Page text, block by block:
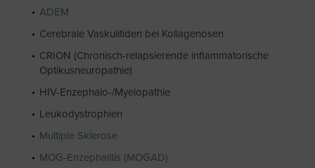
ADEM
Cerebrale Vaskulitiden bei Kollagenosen
CRION (Chronisch-relapsierende inflammatorische
Optikusneuropathie)
HIV-Enzephalo-/Myelopathie
Leukodystrophien
Multiple Sklerose
MOG-Enzephalitis (MOGAD)